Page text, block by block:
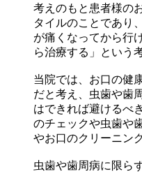
考えのもと患者様の
タイルのことであり
が痛くなってから行
ら治療する」という
当院では、お口の健
だと考え、虫歯や歯
はできれば避けるべ
のチェックや虫歯や
やお口のクリーニン
虫歯や歯周病に限らず